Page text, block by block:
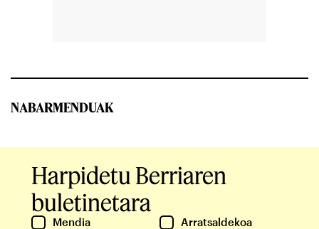
NABARMENDUAK
Harpidetu Berriaren
buletinetara
Mendia
Arratsaldekoa